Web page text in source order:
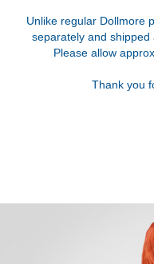
Unlike regular Dollmore
separately and
Please allow
Thank you